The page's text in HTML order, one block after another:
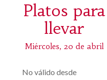
Platos para
llevar
Miércoles, 20 de abril
No válido desde